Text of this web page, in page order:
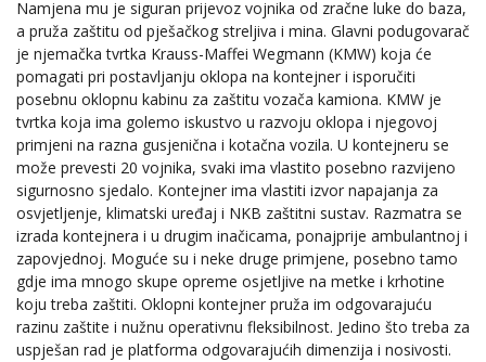
Namjena mu je siguran prijevoz vojnika od zračne luke do baza,
a pruža zaštitu od pješačkog streljiva i mina. Glavni podugovarač
je njemačka tvrtka Krauss-Maffei Wegmann (KMW) koja će
pomagati pri postavljanju oklopa na kontejner i isporučiti
posebnu oklopnu kabinu za zaštitu vozača kamiona. KMW je
tvrtka koja ima golemo iskustvo u razvoju oklopa i njegovoj
primjeni na razna gusjenična i kotačna vozila. U kontejneru se
može prevesti 20 vojnika, svaki ima vlastito posebno razvijeno
sigurnosno sjedalo. Kontejner ima vlastiti izvor napajanja za
osvjetljenje, klimatski uređaj i NKB zaštitni sustav. Razmatra se
izrada kontejnera i u drugim inačicama, ponajprije ambulantnoj i
zapovjednoj. Moguće su i neke druge primjene, posebno tamo
gdje ima mnogo skupe opreme osjetljive na metke i krhotine
koju treba zaštiti. Oklopni kontejner pruža im odgovarajuću
razinu zaštite i nužnu operativnu fleksibilnost. Jedino što treba za
uspješan rad je platforma odgovarajućih dimenzija i nosivosti.